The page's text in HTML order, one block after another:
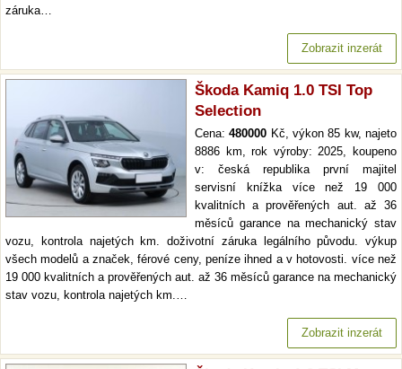
záruka…
Zobrazit inzerát
Škoda Kamiq 1.0 TSI Top
Selection
Cena:480000 Kč, výkon 85 kw, najeto
8886 km, rok výroby: 2025, koupeno
v: česká republika první majitel
servisní knížka více než 19 000
kvalitních a prověřených aut. až 36
měsíců garance na mechanický stav
vozu, kontrola najetých km. doživotní záruka legálního původu. výkup
všech modelů a značek, férové ceny, peníze ihned a v hotovosti. více než
19 000 kvalitních a prověřených aut. až 36 měsíců garance na mechanický
stav vozu, kontrola najetých km.…
Zobrazit inzerát